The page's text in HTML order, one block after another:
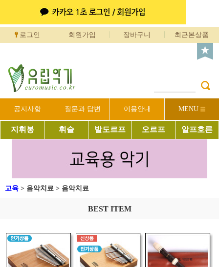
로그인 회원가입 장바구니 최근본상품
공지사항 질문과 답변 이용안내 MENU
지휘봉 휘슬 발도르프 오르프 알프호른
교육 > 음악치료 > 음악치료
BEST ITEM